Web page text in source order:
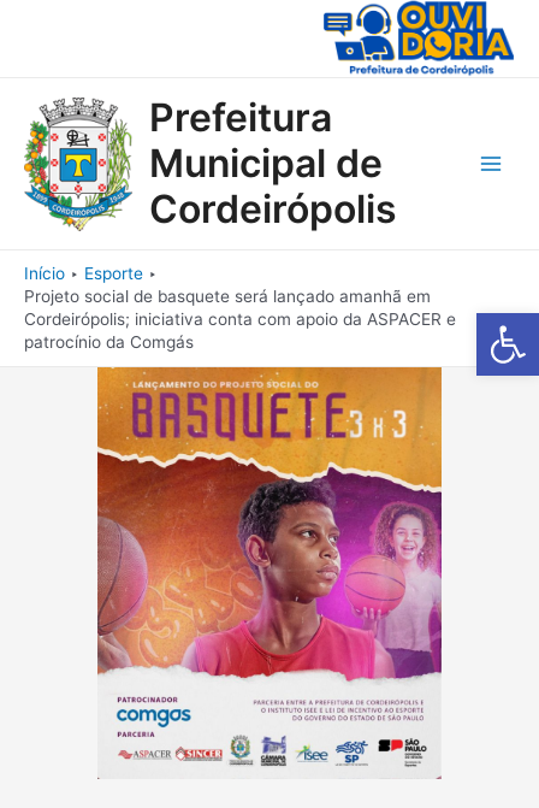
Barra de
Prefeitura
Municipal de
Cordeirópolis
Início
Esporte
Projeto social de basquete será lançado amanhã em
Cordeirópolis; iniciativa conta com apoio da ASPACER e
patrocínio da Comgás